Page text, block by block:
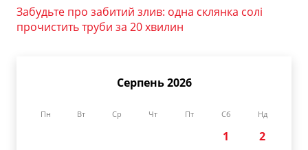
Забудьте про забитий злив: одна склянка солі
прочистить труби за 20 хвилин
Серпень 2026
Пн Вт Ср Чт Пт Сб Нд
1
2